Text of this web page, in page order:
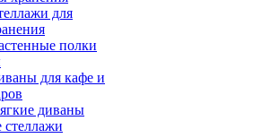
для
полки
для кафе и
диваны
стеллажи